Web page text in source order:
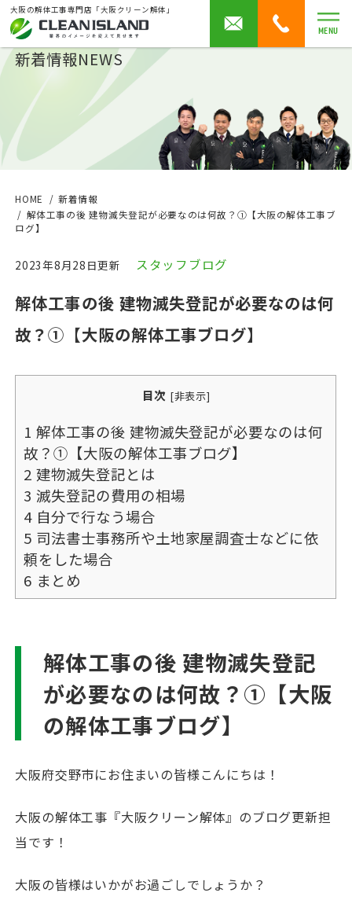
大阪の解体工事専門店「大阪クリーン解体」
MENU
新着情報NEWS
HOME
新着情報
解体工事の後 建物滅失登記が必要なのは何故？①【大阪の解体工事ブ
ログ】
2023年8月28日更新 スタッフブログ
解体工事の後 建物滅失登記が必要なのは何
故？①【大阪の解体工事ブログ】
目次 [非表示]
1 解体工事の後 建物滅失登記が必要なのは何
故？①【大阪の解体工事ブログ】
2 建物滅失登記とは
3 滅失登記の費用の相場
4 自分で行なう場合
5 司法書士事務所や土地家屋調査士などに依
頼をした場合
6 まとめ
解体工事の後 建物滅失登記
が必要なのは何故？①【大阪
の解体工事ブログ】
大阪府交野市にお住まいの皆様こんにちは！
大阪の解体工事『大阪クリーン解体』のブログ更新担
当です！
大阪の皆様はいかがお過ごしでしょうか？